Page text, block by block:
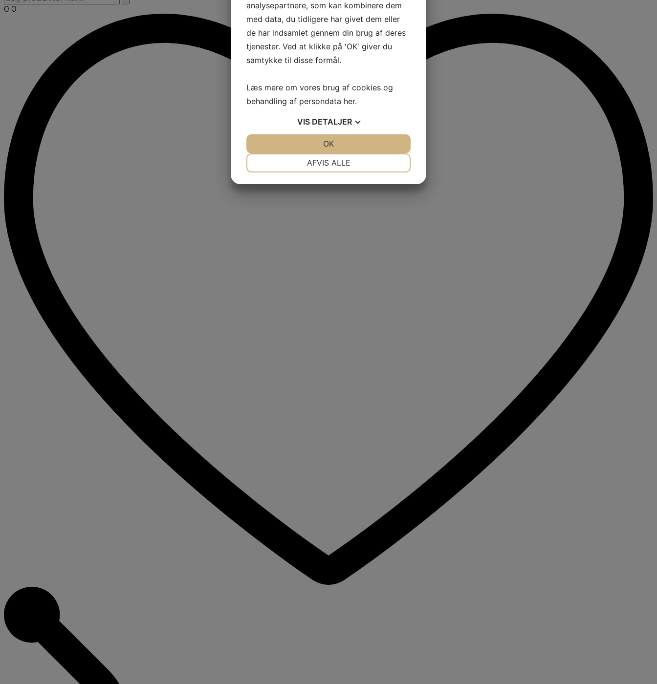
0 0
analysepartnere, som kan kombinere dem
med data, du tidligere har givet dem eller
de har indsamlet gennem din brug af deres
tjenester. Ved at klikke på 'OK' giver du
samtykke til disse formål.
Læs mere om vores brug af cookies og
behandling af persondata her.
VIS DETALJER
AFVIS ALLE
OK